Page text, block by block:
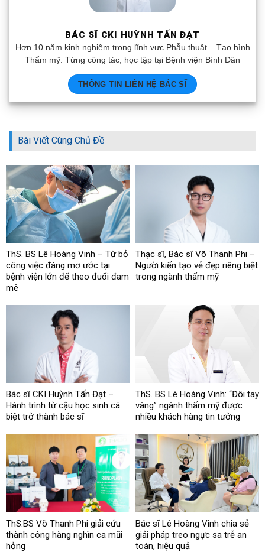
BÁC SĨ CKI HUỲNH TẤN ĐẠT
Hơn 10 năm kinh nghiệm trong lĩnh vực Phẫu thuật – Tạo hình
Thẩm mỹ. Từng công tác, học tập tại Bệnh viện Bình Dân
THÔNG TIN LIÊN HỆ BÁC SĨ
Bài Viết Cùng Chủ Đề
ThS. BS Lê Hoàng Vinh – Từ bỏ
công việc đáng mơ ước tại
bệnh viện lớn để theo đuổi đam
mê
Thạc sĩ, Bác sĩ Võ Thanh Phi –
Người kiến tạo vẻ đẹp riêng biệt
trong ngành thẩm mỹ
Bác sĩ CKI Huỳnh Tấn Đạt –
Hành trình từ cậu học sinh cá
biệt trở thành bác sĩ
ThS. BS Lê Hoàng Vinh: “Đôi tay
vàng” ngành thẩm mỹ được
nhiều khách hàng tin tưởng
ThS.BS Võ Thanh Phi giải cứu
thành công hàng nghìn ca mũi
hỏng
Bác sĩ Lê Hoàng Vinh chia sẻ
giải pháp treo ngực sa trễ an
toàn, hiệu quả